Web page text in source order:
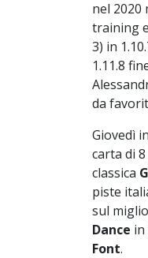
nel 2020
training
3) in
1.11.8
da
Giovedì
carta di
classica
piste
sul
Dance in
Font.